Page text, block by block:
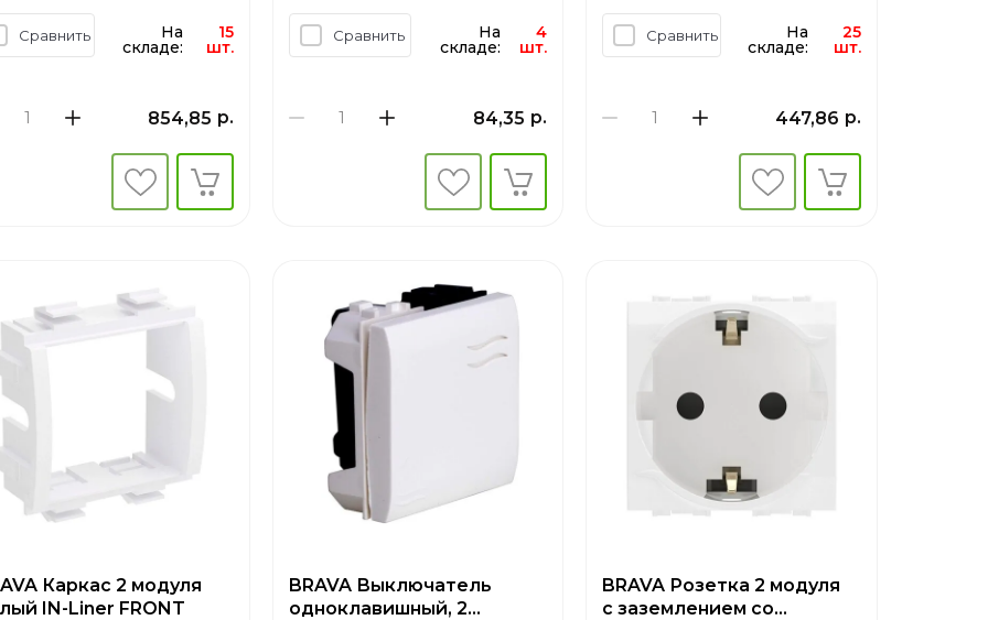
Сравнить На
складе:
15
шт.
854,85 р.
Сравнить На
складе:
4
шт.
84,35 р.
Сравнить На
складе:
25
шт.
447,86 р.
Каркас 2 модуля
IN-Liner FRONT
BRAVA Выключатель
одноклавишный, 2
BRAVA Розетка 2 модуля
с заземлением со